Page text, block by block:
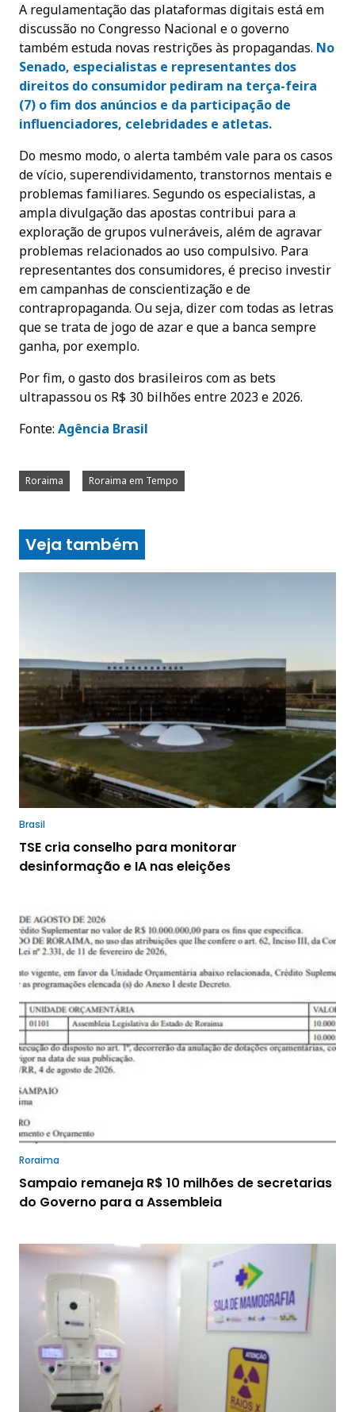
A regulamentação das plataformas digitais está em
discussão no Congresso Nacional e o governo
também estuda novas restrições às propagandas. No
Senado, especialistas e representantes dos
direitos do consumidor pediram na terça-feira
(7) o fim dos anúncios e da participação de
influenciadores, celebridades e atletas.
Do mesmo modo, o alerta também vale para os casos
de vício, superendividamento, transtornos mentais e
problemas familiares. Segundo os especialistas, a
ampla divulgação das apostas contribui para a
exploração de grupos vulneráveis, além de agravar
problemas relacionados ao uso compulsivo. Para
representantes dos consumidores, é preciso investir
em campanhas de conscientização e de
contrapropaganda. Ou seja, dizer com todas as letras
que se trata de jogo de azar e que a banca sempre
ganha, por exemplo.
Por fim, o gasto dos brasileiros com as bets
ultrapassou os R$ 30 bilhões entre 2023 e 2026.
Fonte: Agência Brasil
Roraima Roraima em Tempo
Veja também
Brasil
TSE cria conselho para monitorar
desinformação e IA nas eleições
Roraima
Sampaio remaneja R$ 10 milhões de secretarias
do Governo para a Assembleia